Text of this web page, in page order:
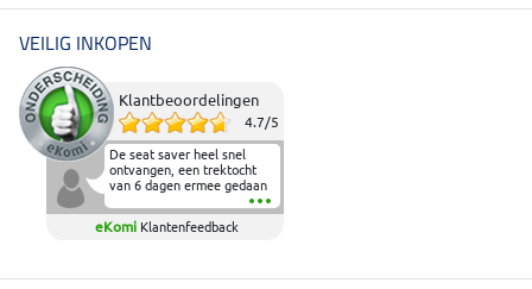
VEILIG INKOPEN
Klantbeoordelingen
4.7/5
De seat saver heel snel
ontvangen, een trektocht
van 6 dagen ermee gedaan
en deze heeft de beproeving
fantastisch doorstaan.
Heerlijk zacht om op te
elkaar in het zadel.
eKomi Klantenfeedback